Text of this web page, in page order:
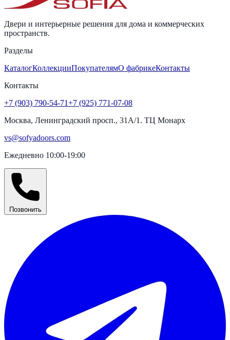
Двери и интерьерные решения для дома и коммерческих
пространств.
Разделы
КаталогКоллекцииПокупателямО фабрикеКонтакты
Контакты
+7 (903) 790-54-71+7 (925) 771-07-08
Москва, Ленинградский просп., 31А/1. ТЦ Монарх
vs@sofyadoors.com
Ежедневно 10:00-19:00
Позвонить